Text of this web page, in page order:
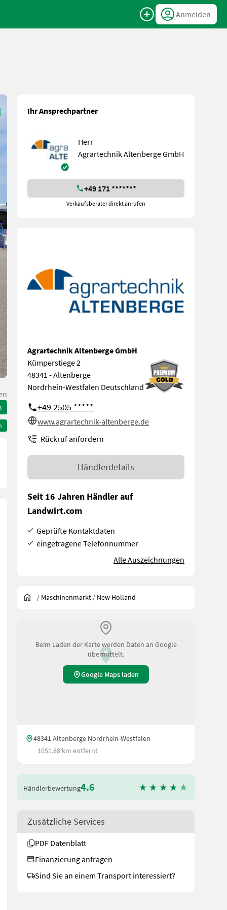
Anmelden
Ihr Ansprechpartner
Herr
Agrartechnik Altenberge GmbH
+49 171 *******
Verkaufsberater direkt anrufen
Agrartechnik Altenberge GmbH
Kümperstiege 2
48341 - Altenberge
Nordrhein-Westfalen Deutschland
+49 2505 *****
www.agrartechnik-altenberge.de
Rückruf anfordern
Händlerdetails
Seit 16 Jahren Händler auf
Landwirt.com
Geprüfte Kontaktdaten
eingetragene Telefonnummer
Alle Auszeichnungen
/ Maschinenmarkt / New Holland
Beim Laden der Karte werden Daten an Google
übermittelt.
Google Maps laden
48341 Altenberge Nordrhein-Westfalen
1051.88 km entfernt
Händlerbewertung4.6
Zusätzliche Services
PDF Datenblatt
Finanzierung anfragen
Sind Sie an einem Transport interessiert?